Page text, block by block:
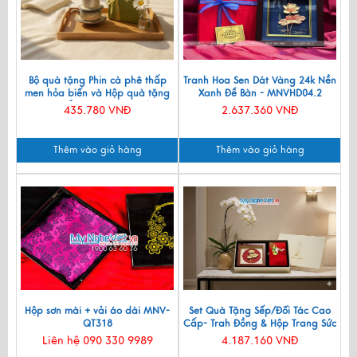
Bộ quà tặng Phin cà phê thấp
men hỏa biến và Hộp quà tặng
cao cấp MNV-CFVH03/2
435.780 VNĐ
Thêm vào giỏ hàng
Tranh Hoa Sen Dát Vàng 24k Nền
Xanh Để Bàn - MNVHD04.2
2.637.360 VNĐ
Thêm vào giỏ hàng
Hộp sơn mài + vải áo dài MNV-
QT318
Liên hệ 090 330 9989
Set Quà Tặng Sếp/Đối Tác Cao
Cấp- Trah Đồng & Hộp Trang Sức
Sơn Mài CBQT004
4.187.160 VNĐ